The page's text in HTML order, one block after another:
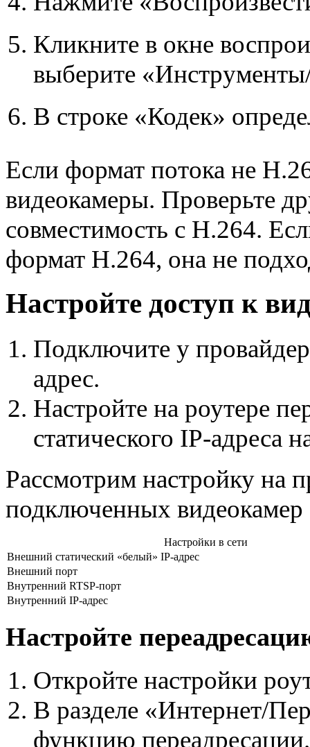
Кликните в окне
выберите
В строке «Кодек»
Если формат потока не
видеокамеры. Проверьте
совместимость с H.264.
формат H.264, она не
Настройте доступ к
Подключите у
адрес.
Настройте на роутере
статического IP-адреса
Рассмотрим настройку на
подключенных видеокамер
Настройки в сети
Внешний статический «белый» IP-адрес
Внешний порт
Внутренний RTSP-порт
Внутренний IP-адрес
Настройте
Откройте настройки
В разделе «Интернет/
функцию переадресации.